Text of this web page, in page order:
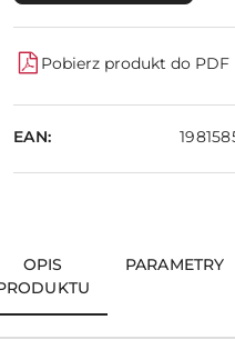
Pobierz produkt do PDF
EAN:
OPIS
PARAMETRY